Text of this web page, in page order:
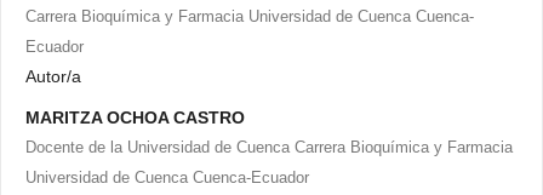
Carrera Bioquímica y Farmacia Universidad de Cuenca Cuenca-
Ecuador
Autor/a
MARITZA OCHOA CASTRO
Docente de la Universidad de Cuenca Carrera Bioquímica y Farmacia
Universidad de Cuenca Cuenca-Ecuador